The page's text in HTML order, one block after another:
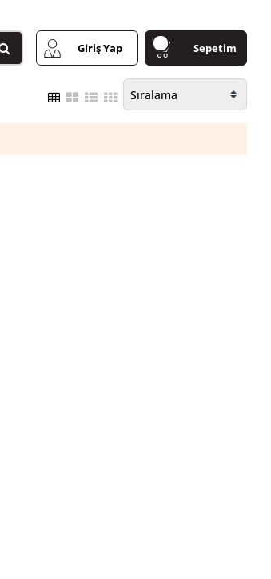
Giriş Yap Sepetim